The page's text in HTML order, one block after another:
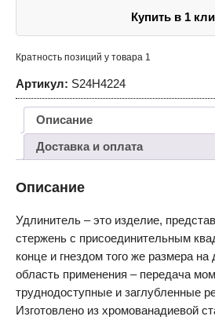
Купить в 1
Кратность позиций у товара 1
Артикул: S24H4224
Описание
Доставка и оплата
Описание
Удлинитель – это изделие,
стержень с присоединительным
конце и гнездом того же размера
область применения – передача
труднодоступные и заглубленные
Изготовлено из хромованадиевой